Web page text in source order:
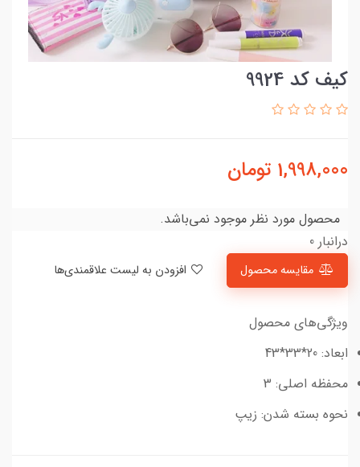
کیف کد 9924
1,998,000 تومان
محصول مورد نظر موجود نمی‌باشد.
درانبار 0
مقایسه محصول
ویژگی‌های محصول
ابعاد: 20*33*43
محفظه اصلی: 3
نحوه بسته شدن: زیپ